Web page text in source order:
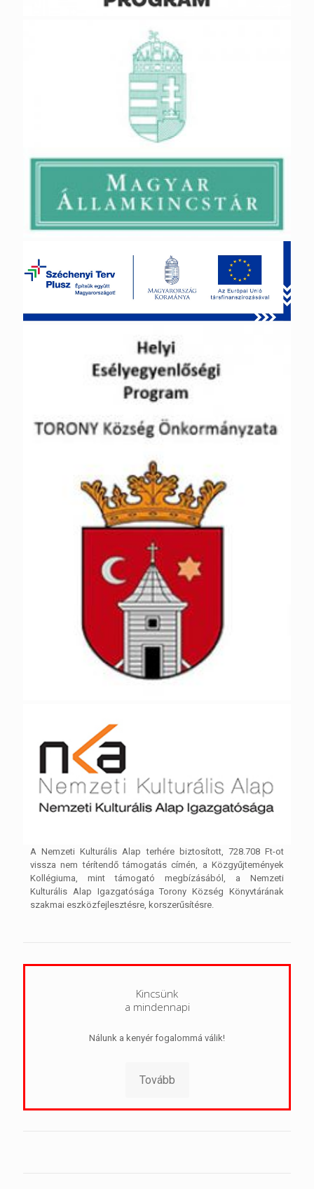
A Nemzeti Kulturális Alap terhére biztosított, 728.708 Ft-ot
vissza nem térítendő támogatás címén, a Közgyűjtemények
Kollégiuma, mint támogató megbízásából, a Nemzeti
Kulturális Alap Igazgatósága Torony Község Könyvtárának
szakmai eszközfejlesztésre, korszerűsítésre.
Kincsünk
a mindennapi
Nálunk a kenyér fogalommá válik!
Tovább